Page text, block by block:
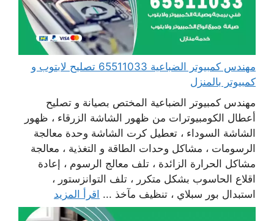
مهندس كمبيوتر الضباعية 65511033 تصليح لابتوب و
كمبيوتر بالمنزل
مهندس كمبيوتر الضباعية المختص بصيانة و تصليح
أعطال الكومبيوترات من ظهور الشاشة الزرقاء ، ظهور
الشاشة السوداء ، تعطيل كرت الشاشة وحدة معالجة
الرسومات ، مشاكل وحدات الطاقة و التغذية ، معالجة
مشاكل الحرارة الزائدة ، تلف معالج الرسوم ، إعادة
اقلاع الحاسوب بشكل متكرر ، تلف التوانزستور ،
استبدال بور سبلاي ، تنظيف مآخذ ... اقرأ المزيد